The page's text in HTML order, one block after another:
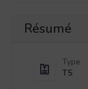
Résumé
Type
T5